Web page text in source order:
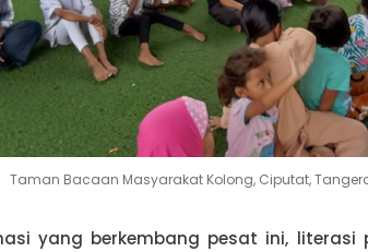
Taman Bacaan Masyarakat Kolong, Ciputat,
yang berkembang pesat ini, literasi